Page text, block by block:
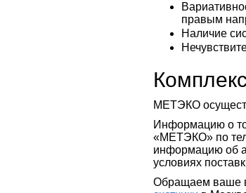
правым
Наличие
МЕТЭКО
Информацию о
«МЕТЭКО» по
информацию об
условиях
Обращаем ваше